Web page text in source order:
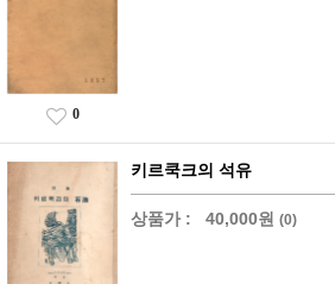
0
키르쿡크의 석유
상품가 : 40,000원 (0)